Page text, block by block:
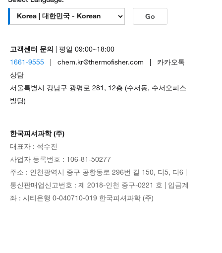
Go
고객센터 문의 | 평일 09:00~18:00
1661-9555 | chem.kr@thermofisher.com | 카카오톡
상담
서울특별시 강남구 광평로 281, 12층 (수서동, 수서오피스
빌딩)
한국피셔과학 (주)
대표자 : 석수진
사업자 등록번호 : 106-81-50277
주소 : 인천광역시 중구 공항동로 296번 길 150, 디5, 디6 |
통신판매업신고번호 : 제 2018-인천 중구-0221 호 | 입금계
좌 : 시티은행 0-040710-019 한국피셔과학 (주)